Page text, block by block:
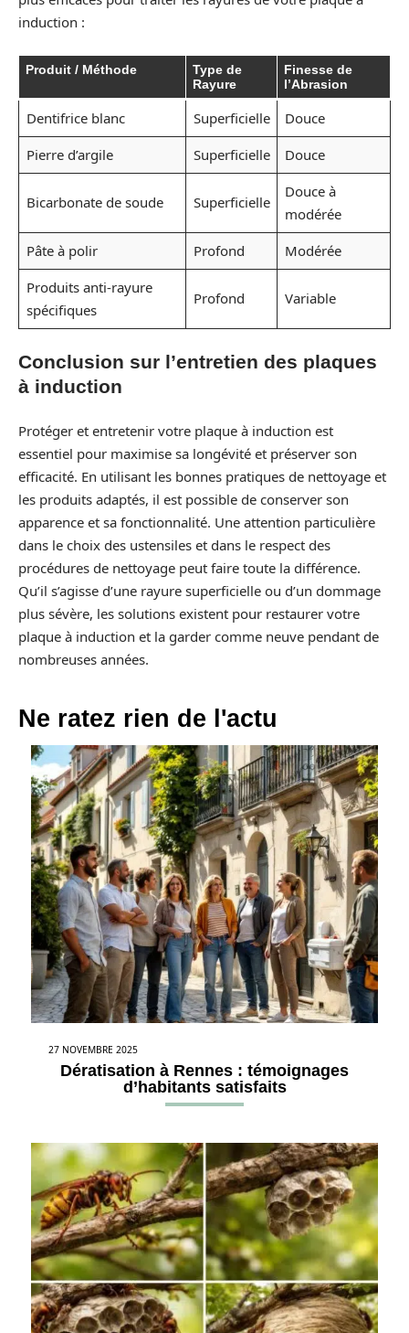
induction :
Produit / Méthode
Type de
Rayure
Finesse de
l’Abrasion
Dentifrice blanc Superficielle
Douce
Pierre d’argile
Superficielle Douce
Bicarbonate de soude Superficielle
Douce à
modérée
Pâte à polir
Profond
Modérée
Produits anti-rayure
spécifiques
Profond Variable
Conclusion sur l’entretien des plaques
à induction
Protéger et entretenir votre plaque à induction est
essentiel pour maximise sa longévité et préserver son
efficacité. En utilisant les bonnes pratiques de nettoyage et
les produits adaptés, il est possible de conserver son
apparence et sa fonctionnalité. Une attention particulière
dans le choix des ustensiles et dans le respect des
procédures de nettoyage peut faire toute la différence.
Qu’il s’agisse d’une rayure superficielle ou d’un dommage
plus sévère, les solutions existent pour restaurer votre
plaque à induction et la garder comme neuve pendant de
nombreuses années.
Ne ratez rien de l'actu
27 NOVEMBRE 2025
Dératisation à Rennes : témoignages
d’habitants satisfaits